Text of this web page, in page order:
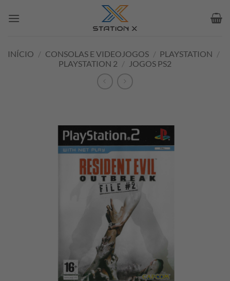
INÍCIO / CONSOLAS E VIDEOJOGOS / PLAYSTATION /
PLAYSTATION 2 / JOGOS PS2